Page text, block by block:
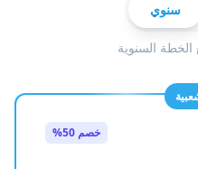
سنوي
خصم 50%